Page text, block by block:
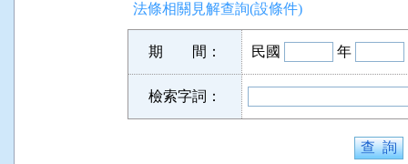
法條相關見解查詢(設條件)
期 間： 民國 年
檢索字詞：